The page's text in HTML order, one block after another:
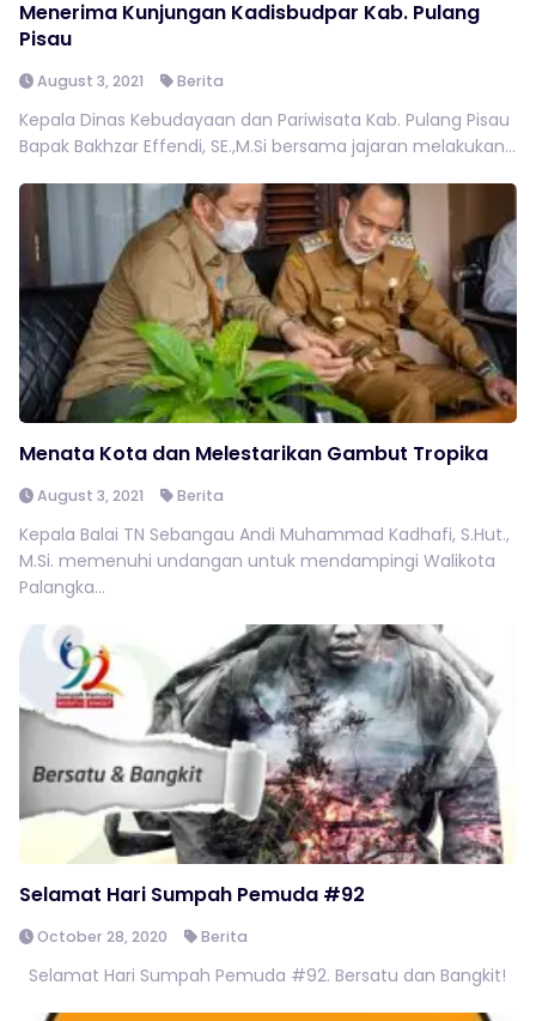
Menerima Kunjungan Kadisbudpar Kab. Pulang
Pisau
August 3, 2021 Berita
Kepala Dinas Kebudayaan dan Pariwisata Kab. Pulang Pisau
Bapak Bakhzar Effendi, SE.,M.Si bersama jajaran melakukan...
Menata Kota dan Melestarikan Gambut Tropika
August 3, 2021 Berita
Kepala Balai TN Sebangau Andi Muhammad Kadhafi, S.Hut.,
M.Si. memenuhi undangan untuk mendampingi Walikota
Palangka...
Selamat Hari Sumpah Pemuda #92
October 28, 2020 Berita
Selamat Hari Sumpah Pemuda #92. Bersatu dan Bangkit!